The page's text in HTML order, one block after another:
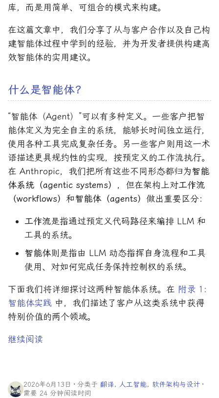
库，而是用简单、可组合的模式来构建。
在这篇文章中，我们分享了从与客户合作以及自己构
建智能体过程中学到的经验，并为开发者提供构建高
效智能体的实用建议。
什么是智能体？
“智能体（Agent）”可以有多种定义。一些客户把智
能体定义为完全自主的系统，能够长时间独立运行，
使用各种工具完成复杂任务。另一些客户则用这一术
语描述更具规约性的实现，按预定义的工作流执行。
在 Anthropic，我们把所有这些不同形态都归为智能
体系统（agentic systems） ，但在架构上对工作流
（workflows） 和智能体（agents） 做出重要区分：
工作流是指通过预定义代码路径来编排 LLM 和
工具的系统。
智能体则是指由 LLM 动态指挥自身流程和工具
使用、对如何完成任务保持控制权的系统。
下面我们将详细探讨这两种智能体系统。在 附录 1:
智能体实践 中，我们描述了客户从这类系统中获得
特别价值的两个领域。
继续阅读
2026年6月13日 分类于 翻译, 人工智能, 软件架构与设计
需要 24 分钟阅读时间